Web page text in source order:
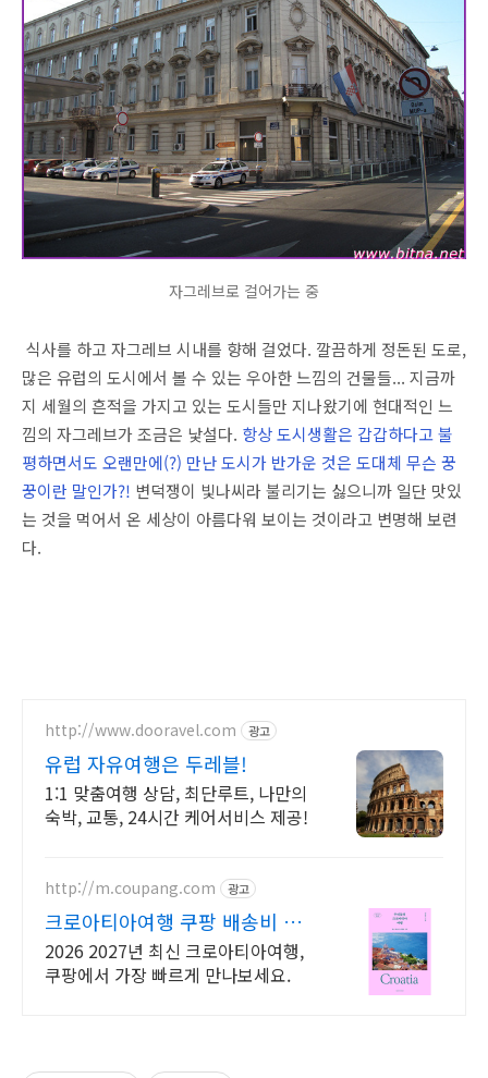
자그레브로 걸어가는 중
식사를 하고 자그레브 시내를 향해 걸었다. 깔끔하게 정돈된 도로,
많은 유럽의 도시에서 볼 수 있는 우아한 느낌의 건물들... 지금까
지 세월의 흔적을 가지고 있는 도시들만 지나왔기에 현대적인 느
낌의 자그레브가 조금은 낯설다. 항상 도시생활은 갑갑하다고 불
평하면서도 오랜만에(?) 만난 도시가 반가운 것은 도대체 무슨 꿍
꿍이란 말인가?! 변덕쟁이 빛나씨라 불리기는 싫으니까 일단 맛있
는 것을 먹어서 온 세상이 아름다워 보이는 것이라고 변명해 보련
다.
http://www.dooravel.com 광고
유럽 자유여행은 두레블!
1:1 맞춤여행 상담, 최단루트, 나만의
숙박, 교통, 24시간 케어서비스 제공!
http://m.coupang.com 광고
크로아티아여행 쿠팡 배송비 부
담 없이 여행 준비
2026 2027년 최신 크로아티아여행,
쿠팡에서 가장 빠르게 만나보세요.